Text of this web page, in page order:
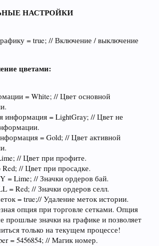
НАСТРОЙКИ
= true; // Включение / выключение
цветами:
= White; // Цвет основной
информация = LightGray; // Цвет не
= Gold; // Цвет активной
// Цвет при профите.
// Цвет при просадке.
= Lime; // Значки ордеров бай.
= Red; // Значки ордеров селл.
= true;// Удаление меток истории.
опция при торговле сетками. Опция
прошлые значки на графике и позволяет
только на текущем процессе!
= 5456854; // Магик номер.